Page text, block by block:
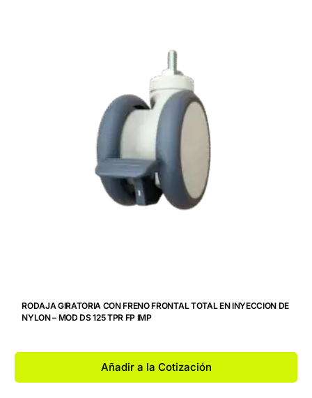
RODAJA GIRATORIA CON FRENO FRONTAL TOTAL EN INYECCION DE
NYLON – MOD DS 125 TPR FP IMP
Añadir a la Cotización